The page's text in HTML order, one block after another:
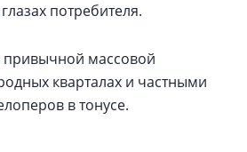
потребителя.
массовой
кварталах и частными
в тонусе.